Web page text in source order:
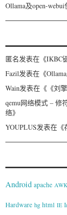
Ollama及open-
匿名发表在《IKBC
Fazil发表在《
Wain发表在《 《刘
qemu网络模式 – 修
络》
YOUPLUS发表在《
Android apache AWK
Hardware hg html IE